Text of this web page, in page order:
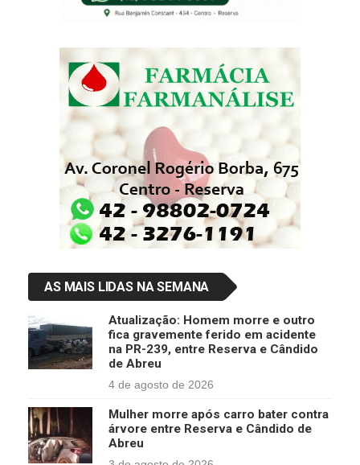
AS MAIS LIDAS NA SEMANA
Atualização: Homem morre e outro
fica gravemente ferido em acidente
na PR-239, entre Reserva e Cândido
de Abreu
4 de agosto de 2026
Mulher morre após carro bater contra
árvore entre Reserva e Cândido de
Abreu